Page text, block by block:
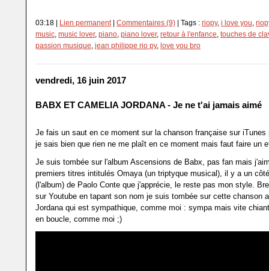
03:18 | Lien permanent| Commentaires (9) | Tags : riopy, i love you,
music, music lover, piano, piano lover, retour à l'enfance, touches de
passion musique, jean philippe rio py, love you bro
vendredi, 16 juin 2017
BABX ET CAMELIA JORDANA - Je ne t'ai jamais aimé
Je fais un saut en ce moment sur la chanson française sur iTunes
je sais bien que rien ne me plaît en ce moment mais faut faire un
Je suis tombée sur l'album Ascensions de Babx, pas fan mais
premiers titres intitulés Omaya (un triptyque musical), il y a un
(l'album) de Paolo Conte que j'apprécie, le reste pas mon style.
sur Youtube en tapant son nom je suis tombée sur cette chanson
Jordana qui est sympathique, comme moi : sympa mais vite
en boucle, comme moi ;)